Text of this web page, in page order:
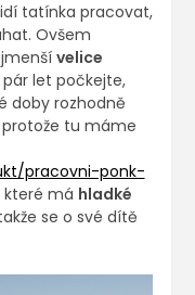
tatínka pracovat,
Ovšem
velice
let počkejte,
doby rozhodně
tu máme
pracovni-ponk-
které má hladké
se o své dítě